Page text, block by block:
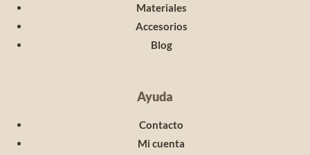
Materiales
Accesorios
Blog
Ayuda
Contacto
Mi cuenta